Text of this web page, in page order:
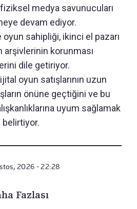
medya savunucuları
devam ediyor.
oyun sahipliği, ikinci el pazarı
arşivlerinin korunması
dile getiriyor.
oyun satışlarının uzun
önüne geçtiğini ve bu
uyum sağlamak
belirtiyor.
2026 - 22:28
Fazlası